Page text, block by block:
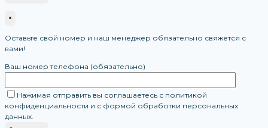
×
Оставьте свой номер и наш менеджер обязательно свяжется с
вами!
Ваш номер телефона (обязательно)
Нажимая отправить вы соглашаетесь с политикой
конфиденциальности и с формой обработки персональных
данных.